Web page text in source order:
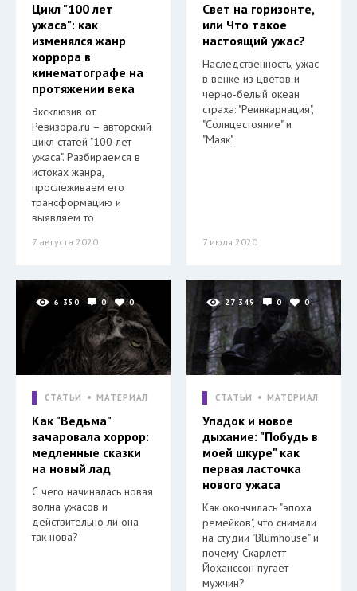
Цикл "100 лет
ужаса": как
изменялся жанр
хоррора в
кинематографе на
протяжении века
Эксклюзив от
Ревизора.ru – авторский
цикл статей "100 лет
ужаса". Разбираемся в
истоках жанра,
прослеживаем его
трансформацию и
выявляем то
7 августа 2020
Свет на горизонте,
или Что такое
настоящий ужас?
Наследственность, ужас
в венке из цветов и
черно-белый океан
страха: "Реинкарнация",
"Солнцестояние" и
"Маяк".
7 июля 2020
6 350 0 0
СТАТЬИ МАТЕРИАЛ
Как "Ведьма"
зачаровала хоррор:
медленные сказки
на новый лад
С чего начиналась новая
волна ужасов и
действительно ли она
так нова?
27 349 0 0
СТАТЬИ МАТЕРИАЛ
Упадок и новое
дыхание: "Побудь в
моей шкуре" как
первая ласточка
нового ужаса
Как окончилась "эпоха
ремейков", что снимали
на студии "Blumhouse" и
почему Скарлетт
Йоханссон пугает
мужчин?